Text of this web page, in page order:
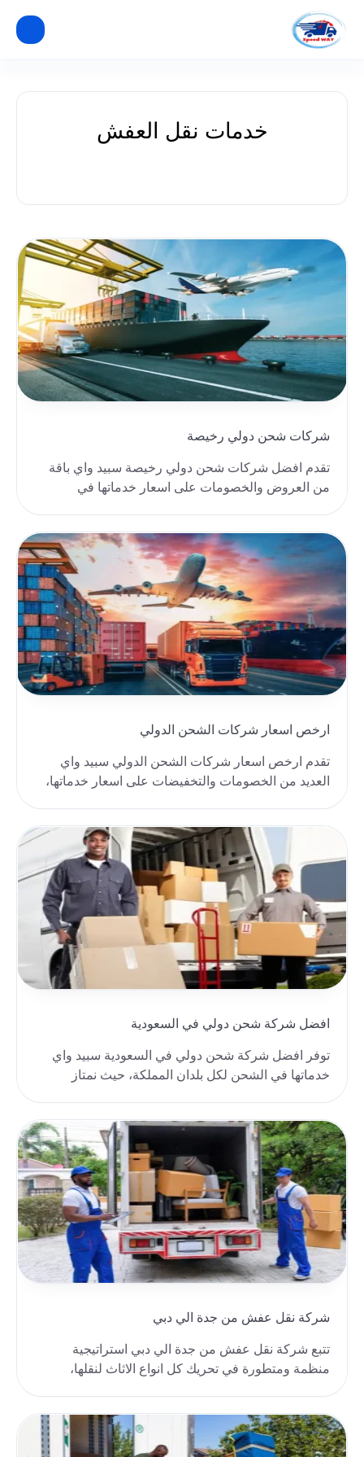
خدمات نقل العفش
شركات شحن دولي رخيصة
تقدم افضل شركات شحن دولي رخيصة سبيد واي باقة
من العروض والخصومات على اسعار خدماتها في
ارخص اسعار شركات الشحن الدولي
تقدم ارخص اسعار شركات الشحن الدولي سبيد واي
العديد من الخصومات والتخفيضات على اسعار خدماتها،
افضل شركة شحن دولي في السعودية
توفر افضل شركة شحن دولي في السعودية سبيد واي
خدماتها في الشحن لكل بلدان المملكة، حيث نمتاز
شركة نقل عفش من جدة الي دبي
تتبع شركة نقل عفش من جدة الي دبي استراتيجية
منظمة ومتطورة في تحريك كل انواع الاثاث لنقلها،